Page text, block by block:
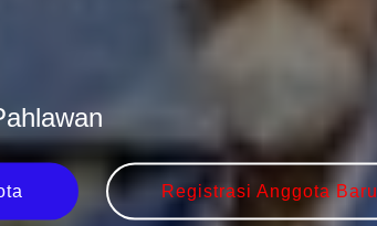
Registrasi Anggota Baru